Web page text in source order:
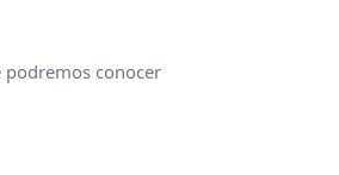
podremos conocer